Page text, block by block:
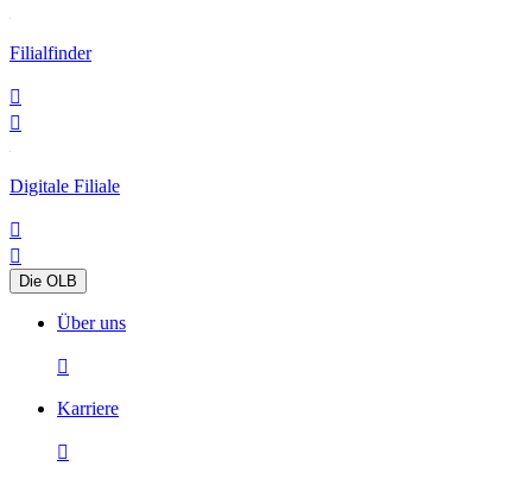
Filialfinder


Digitale Filiale


Die OLB
Über uns

Karriere
